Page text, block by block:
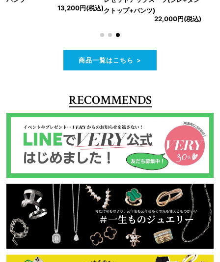
13,200円(税込)クトップ+パンツ)
22,000円(税込)
商品一覧はこちら
RECOMMENDS